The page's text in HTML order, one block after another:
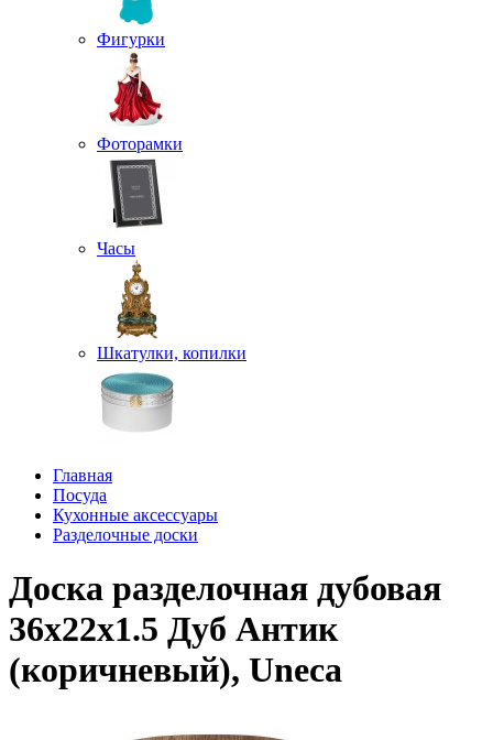
Фигурки
Фоторамки
Часы
Шкатулки, копилки
Главная
Посуда
Кухонные аксессуары
Разделочные доски
Доска разделочная дубовая
36х22х1.5 Дуб Антик
(коричневый), Uneca